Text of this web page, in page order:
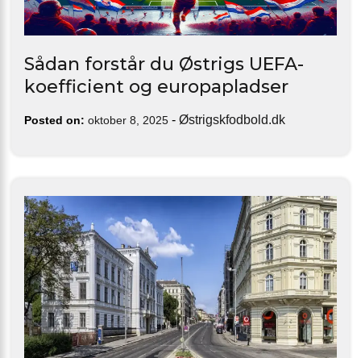
Sådan forstår du Østrigs UEFA-
koefficient og europapladser
Posted on: oktober 8, 2025 - Østrigskfodbold.dk